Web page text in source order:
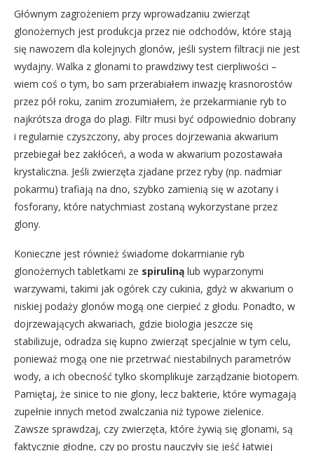
Głównym zagrożeniem przy wprowadzaniu zwierząt
glonożernych jest produkcja przez nie odchodów, które stają
się nawozem dla kolejnych glonów, jeśli system filtracji nie jest
wydajny. Walka z glonami to prawdziwy test cierpliwości –
wiem coś o tym, bo sam przerabiałem inwazję krasnorostów
przez pół roku, zanim zrozumiałem, że przekarmianie ryb to
najkrótsza droga do plagi. Filtr musi być odpowiednio dobrany
i regularnie czyszczony, aby proces dojrzewania akwarium
przebiegał bez zakłóceń, a woda w akwarium pozostawała
krystaliczna. Jeśli zwierzęta zjadane przez ryby (np. nadmiar
pokarmu) trafiają na dno, szybko zamienią się w azotany i
fosforany, które natychmiast zostaną wykorzystane przez
glony.
Konieczne jest również świadome dokarmianie ryb
glonożernych tabletkami ze spiruliną lub wyparzonymi
warzywami, takimi jak ogórek czy cukinia, gdyż w akwarium o
niskiej podaży glonów mogą one cierpieć z głodu. Ponadto, w
dojrzewających akwariach, gdzie biologia jeszcze się
stabilizuje, odradza się kupno zwierząt specjalnie w tym celu,
ponieważ mogą one nie przetrwać niestabilnych parametrów
wody, a ich obecność tylko skomplikuje zarządzanie biotopem.
Pamiętaj, że sinice to nie glony, lecz bakterie, które wymagają
zupełnie innych metod zwalczania niż typowe zielenice.
Zawsze sprawdzaj, czy zwierzęta, które żywią się glonami, są
faktycznie głodne, czy po prostu nauczyły się jeść łatwiej